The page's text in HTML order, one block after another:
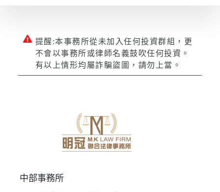
提醒:本事務所從未加入任何投資群組，更
不會以事務所或律師名義鼓吹任何投資。
有以上情形均屬詐騙盜圖，請勿上當。
中部事務所